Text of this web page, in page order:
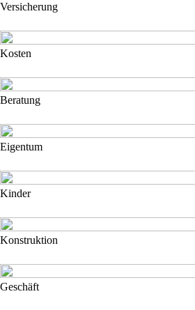
Versicherung
Kosten
Beratung
Eigentum
Kinder
Konstruktion
Geschäft